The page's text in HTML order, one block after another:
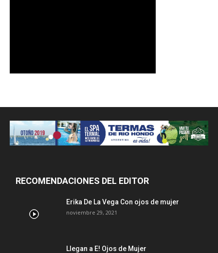
RECOMENDACIONES DEL EDITOR
Erika De La Vega Con ojos de mujer
noviembre 29, 2021
Llegan a E! Ojos de Mujer